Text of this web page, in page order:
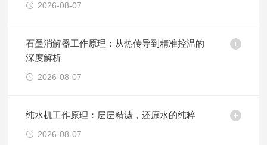
2026-08-07
石墨消解器工作原理：从热传导到精准控温的
深度解析
2026-08-07
纯水机工作原理：层层精滤，还原水的纯粹
2026-08-07